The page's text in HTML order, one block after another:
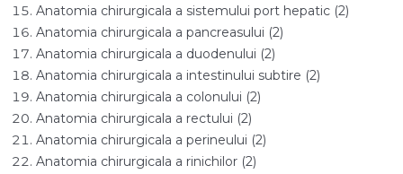
Anatomia chirurgicala a sistemului port hepatic (2)
Anatomia chirurgicala a pancreasului (2)
Anatomia chirurgicala a duodenului (2)
Anatomia chirurgicala a intestinului subtire (2)
Anatomia chirurgicala a colonului (2)
Anatomia chirurgicala a rectului (2)
Anatomia chirurgicala a perineului (2)
Anatomia chirurgicala a rinichilor (2)